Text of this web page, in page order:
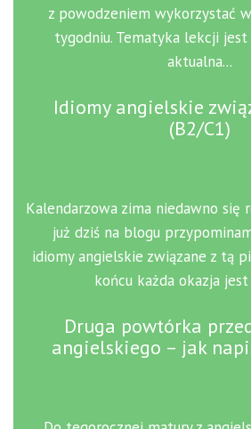
z powodzeniem wykorzystać
tygodniu. Tematyka lekcji
aktualna...
Idiomy angielskie
(B2/C1)
Kalendarzowa zima niedawno się
już dziś na blogu
idiomy angielskie związane z tą
końcu każda okazja
Druga powtórka
angielskiego – jak